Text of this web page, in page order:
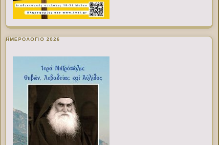
ΗΜΕΡΟΛΟΓΙΟ 2026